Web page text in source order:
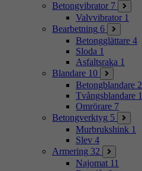
Betongvibrator 7
Valvvibrator 1
Bearbetning 6
Betongglättare 4
Sloda 1
Asfaltsraka 1
Blandare 10
Betongblandare 2
Tvångsblandare 1
Omrörare 7
Betongverktyg 5
Murbrukshink 1
Slev 4
Armering 32
Najomat 11